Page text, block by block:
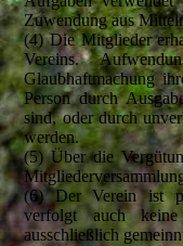
Zuwendung aus
(4) Die Mitglieder
Vereins.
Glaubhaftmachung
Person durch
sind, oder durch
werden.
(5) Über die
(6) Der Verein ist
verfolgt auch
ausschließlich